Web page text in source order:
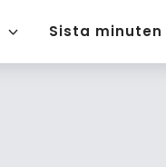
Sista minuten